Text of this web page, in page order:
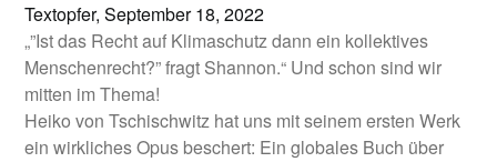
Textopfer,September 18, 2022
„”Ist das Recht auf Klimaschutz dann ein kollektives
Menschenrecht?” fragt Shannon.“ Und schon sind wir
mitten im Thema!
Heiko von Tschischwitz hat uns mit seinem ersten Werk
ein wirkliches Opus beschert: Ein globales Buch über